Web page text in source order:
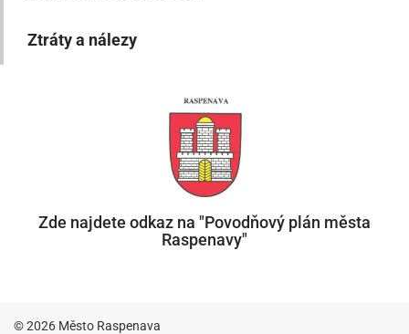
Ztráty a nálezy
Zde najdete odkaz na "Povodňový plán města
Raspenavy"
© 2026 Město Raspenava